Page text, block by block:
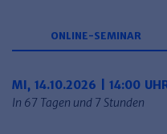
Medizinrecht
Haufe Finance Office
Haufe Zeugnis Manager
Sozialrechtprodukte
ONLINE-SEMINAR
MI, 14.10.2026 | 14:00
In 67 Tagen und 7 Stunden